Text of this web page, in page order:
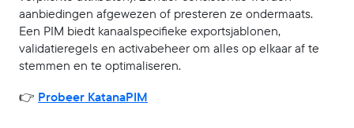
aanbiedingen afgewezen of presteren ze ondermaats.
Een PIM biedt kanaalspecifieke exportsjablonen,
validatieregels en activabeheer om alles op elkaar af te
stemmen en te optimaliseren.
👉 Probeer KatanaPIM